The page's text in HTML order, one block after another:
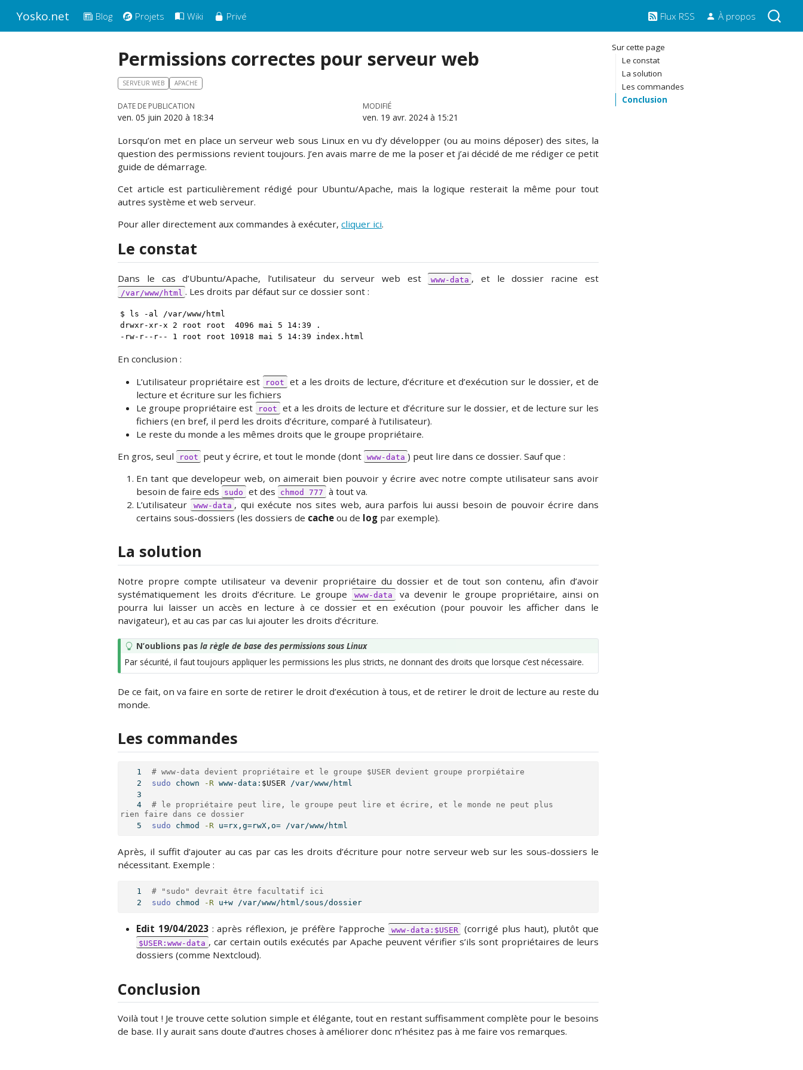
Yosko.net Blog Projets Wiki Privé Flux RSS À propos
Sur cette page
Le constat
La solution
Les commandes
Conclusion
Permissions correctes pour serveur web
SERVEUR WEB APACHE
DATE DE PUBLICATION
ven. 05 juin 2020 à 18:34
MODIFIÉ
ven. 19 avr. 2024 à 15:21
Lorsqu’on met en place un serveur web sous Linux en vu d’y développer (ou au moins déposer) des sites, la
question des permissions revient toujours. J’en avais marre de me la poser et j’ai décidé de me rédiger ce petit
guide de démarrage.
Cet article est particulièrement rédigé pour Ubuntu/Apache, mais la logique resterait la même pour tout
autres système et web serveur.
Pour aller directement aux commandes à exécuter,cliquer ici.
Le constat
Dans le cas d’Ubuntu/Apache, l’utilisateur du serveur web est www-data , et le dossier racine est
/var/www/html . Les droits par défaut sur ce dossier sont :
$ ls -al /var/www/html
drwxr-xr-x 2 root root  4096 mai 5 14:39 .
-rw-r--r-- 1 root root 10918 mai 5 14:39 index.html
En conclusion :
L’utilisateur propriétaire est
root
et a les droits de lecture, d’écriture et d’exécution sur le dossier, et de
lecture et écriture sur les fichiers
Le groupe propriétaire est
root
et a les droits de lecture et d’écriture sur le dossier, et de lecture sur les
fichiers (en bref, il perd les droits d’écriture, comparé à l’utilisateur).
Le reste du monde a les mêmes droits que le groupe propriétaire.
En gros, seul root peut y écrire, et tout le monde (dont www-data ) peut lire dans ce dossier. Sauf que :
En tant que developeur web, on aimerait bien pouvoir y écrire avec notre compte utilisateur sans avoir
besoin de faire eds
sudo et des chmod 777 à tout va.
L’utilisateur www-data , qui exécute nos sites web, aura parfois lui aussi besoin de pouvoir écrire dans
certains sous-dossiers (les dossiers de cacheou de logpar exemple).
La solution
Notre propre compte utilisateur va devenir propriétaire du dossier et de tout son contenu, afin d’avoir
systématiquement les droits d’écriture. Le groupe
www-data
va devenir le groupe propriétaire, ainsi on
pourra lui laisser un accès en lecture à ce dossier et en exécution (pour pouvoir les afficher dans le
navigateur), et au cas par cas lui ajouter les droits d’écriture.
A
t
c
e
N’oublions pas la règle de base des permissions sous Linux
Par sécurité, il faut toujours appliquer les permissions les plus stricts, ne donnant des droits que lorsque c’est nécessaire.
De ce fait, on va faire en sorte de retirer le droit d’exécution à tous, et de retirer le droit de lecture au reste du
monde.
Les commandes
# www-data devient propriétaire et le groupe $USER devient groupe prorpiétaire
sudo chown -R www-data: $USER /var/www/html
# le propriétaire peut lire, le groupe peut lire et écrire, et le monde ne peut plus
rien faire dans ce dossier
sudo chmod -R u=rx,g=rwX,o= /var/www/html
Après, il suffit d’ajouter au cas par cas les droits d’écriture pour notre serveur web sur les sous-dossiers le
nécessitant. Exemple :
# "sudo" devrait être facultatif ici
sudo chmod -R u+w /var/www/html/sous/dossier
Edit 19/04/2023: après réflexion, je préfère l’approche www-data:$USER (corrigé plus haut), plutôt que
$USER:www-data , car certain outils exécutés par Apache peuvent vérifier s’ils sont propriétaires de leurs
dossiers (comme Nextcloud).
Conclusion
Voilà tout ! Je trouve cette solution simple et élégante, tout en restant suffisamment complète pour le besoins
de base. Il y aurait sans doute d’autres choses à améliorer donc n’hésitez pas à me faire vos remarques.